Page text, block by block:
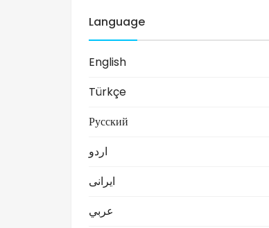
Language
English
Türkçe
Русский
اردو
ایرانی
عربي